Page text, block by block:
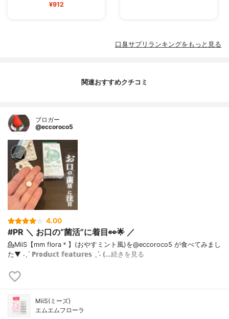
¥912
口臭サプリランキングをもっと見る
関連おすすめクチコミ
ブロガー
@eccoroco5
4.00
#PR ＼ お口の“菌活”に着目👀🌟 ／
💁MiiS【mm flora＊】(おやすミント風)を@eccoroco5 が食べてみまし
た⁡⁡⁡⁡▼⁡ ˗ˏˋ ℙ𝕣𝕠𝕕𝕦𝕔𝕥 𝕗𝕖𝕒𝕥𝕦𝕣𝕖𝕤 ˎˊ˗ (…続きを見る
MiiS(ミーズ)
エムエムフローラ